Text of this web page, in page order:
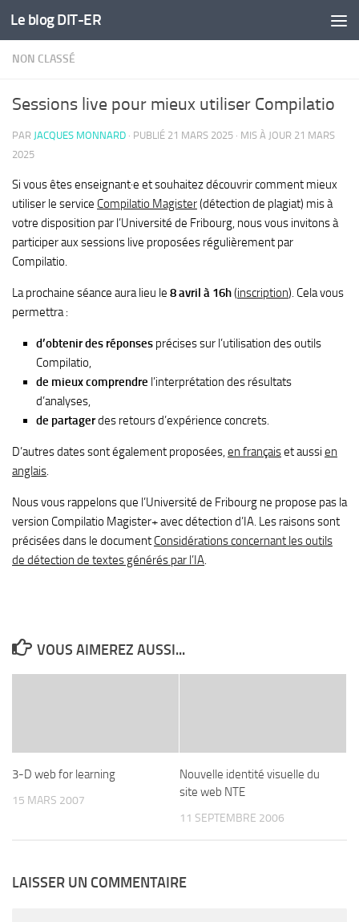
Skip to content
Le blog DIT-ER
NON CLASSÉ
Sessions live pour mieux utiliser Compilatio
PAR JACQUES MONNARD · PUBLIÉ 21 MARS 2025 · MIS À JOUR 21 MARS
2025
Si vous êtes enseignant·e et souhaitez découvrir comment mieux
utiliser le service Compilatio Magister(détection de plagiat) mis à
votre disposition par l’Université de Fribourg, nous vous invitons à
participer aux sessions live proposées régulièrement par
Compilatio.
La prochaine séance aura lieu le 8 avril à 16h(inscription). Cela vous
permettra :
d’obtenir des réponses précises sur l’utilisation des outils
Compilatio,
de mieux comprendre l’interprétation des résultats
d’analyses,
de partagerdes retours d’expérience concrets.
D’autres dates sont également proposées, en françaiset aussi en
anglais.
Nous vous rappelons que l’Université de Fribourg ne propose pas la
version Compilatio Magister+ avec détection d’IA. Les raisons sont
précisées dans le document Considérations concernant les outils
de détection de textes générés par l’IA.
VOUS AIMEREZ AUSSI...
3-D web for learning
15 MARS 2007
Nouvelle identité visuelle du
site web NTE
11 SEPTEMBRE 2006
LAISSER UN COMMENTAIRE